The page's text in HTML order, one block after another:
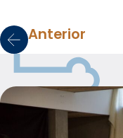
Anterior